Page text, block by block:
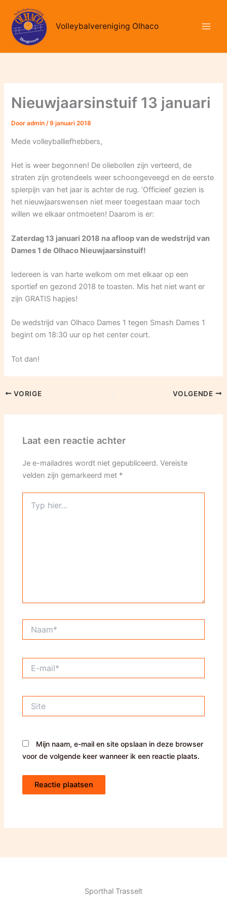
naar
inhoud
Volleybalvereniging Olhaco
Nieuwjaarsinstuif 13 januari
Dooradmin/9 januari 2018
Mede volleyballiefhebbers,
Het is weer begonnen! De oliebollen zijn verteerd, de
straten zijn grotendeels weer schoongeveegd en de eerste
spierpijn van het jaar is achter de rug. ‘Officieel’ gezien is
het nieuwjaarswensen niet meer toegestaan maar toch
willen we elkaar ontmoeten! Daarom is er:
Zaterdag 13 januari 2018 na afloop van de wedstrijd van
Dames 1 de Olhaco Nieuwjaarsinstuif!
Iedereen is van harte welkom om met elkaar op een
sportief en gezond 2018 te toasten. Mis het niet want er
zijn GRATIS hapjes!
De wedstrijd van Olhaco Dames 1 tegen Smash Dames 1
begint om 18:30 uur op het center court.
Tot dan!
VORIGE VOLGENDE
Laat een reactie achter
Je e-mailadres wordt niet gepubliceerd. Vereiste
velden zijn gemarkeerd met *
hier...
mail*
Mijn naam, e-mail en site opslaan in deze browser
voor de volgende keer wanneer ik een reactie plaats.
Sporthal Trasselt